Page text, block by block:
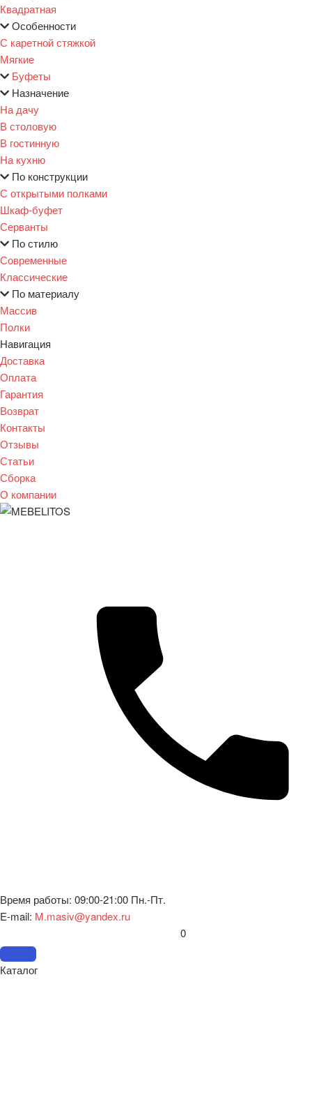
Квадратная
Особенности
С каретной стяжкой
Мягкие
Буфеты
Назначение
На дачу
В столовую
В гостинную
На кухню
По конструкции
С открытыми полками
Шкаф-буфет
Серванты
По стилю
Современные
Классические
По материалу
Массив
Полки
Навигация
Доставка
Оплата
Гарантия
Возврат
Контакты
Отзывы
Статьи
Сборка
О компании
Время работы: 09:00-21:00 Пн.-Пт.
E-mail: M.masiv@yandex.ru
0
Каталог